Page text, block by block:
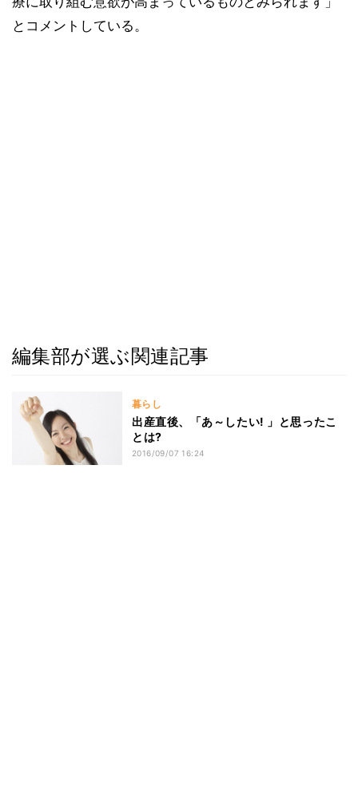
とコメントしている。
編集部が選ぶ関連記事
暮らし
出産直後、「あ～したい! 」と思ったこ
とは?
2016/09/07 16:24